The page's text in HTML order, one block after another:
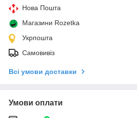
Нова Пошта
Магазини Rozetka
Укрпошта
Самовивіз
Всі умови доставки
Умови оплати